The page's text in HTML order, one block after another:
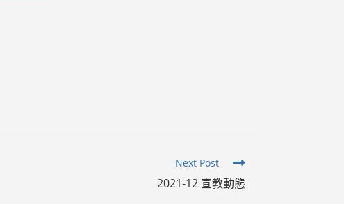
Next Post
2021-12 宣教動態